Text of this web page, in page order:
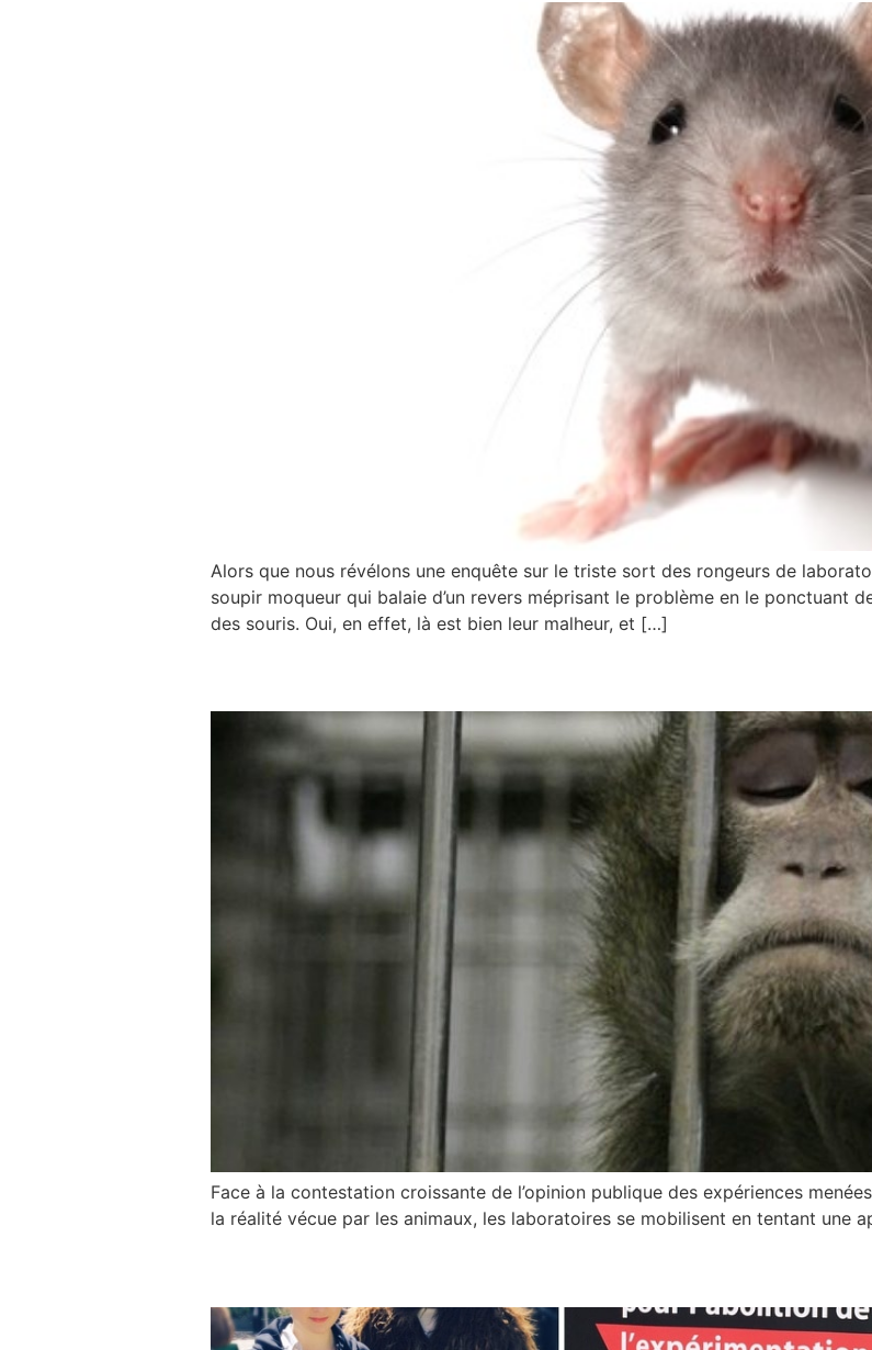
Alors que nous révélons une enquête sur le triste sort des rongeurs de
soupir moqueur qui balaie d’un revers méprisant le problème en le ponctuant
des souris. Oui, en effet, là est bien leur malheur, et […]
Face à la contestation croissante de l’opinion publique des expériences
la réalité vécue par les animaux, les laboratoires se mobilisent en tentant une